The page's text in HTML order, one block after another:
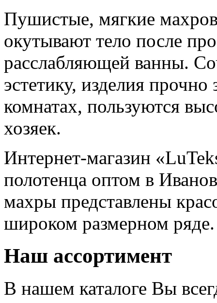
Пушистые, мягкие
окутывают тело после
расслабляющей ванны.
эстетику, изделия
комнатах, пользуются
хозяек.
Интернет-магазин
полотенца оптом в
махры представлены
широком размерном
Наш ассортимент
В нашем каталоге Вы